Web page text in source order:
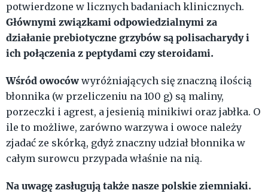
potwierdzone w licznych badaniach klinicznych.
Głównymi związkami odpowiedzialnymi za
działanie prebiotyczne grzybów są polisacharydy i
ich połączenia z peptydami czy steroidami.
Wśród owoców wyróżniających się znaczną ilością
błonnika (w przeliczeniu na 100 g) są maliny,
porzeczki i agrest, a jesienią minikiwi oraz jabłka. O
ile to możliwe, zarówno warzywa i owoce należy
zjadać ze skórką, gdyż znaczny udział błonnika w
całym surowcu przypada właśnie na nią.
Na uwagę zasługują także nasze polskie ziemniaki.